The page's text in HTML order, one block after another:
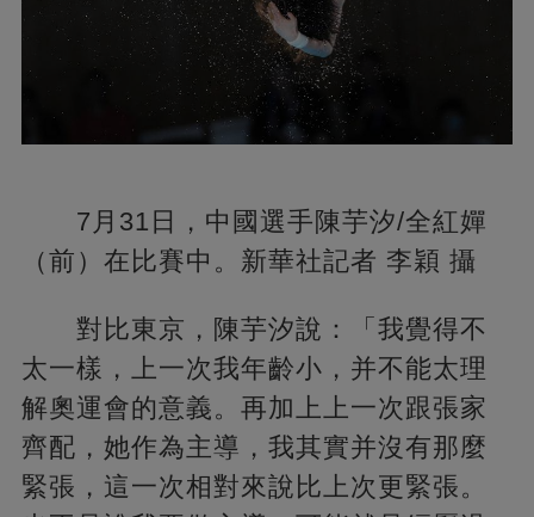
7月31日，中國選手陳芋汐/全紅嬋
（前）在比賽中。新華社記者 李穎 攝
對比東京，陳芋汐說：「我覺得不
太一樣，上一次我年齡小，并不能太理
解奧運會的意義。再加上上一次跟張家
齊配，她作為主導，我其實并沒有那麼
緊張，這一次相對來說比上次更緊張。